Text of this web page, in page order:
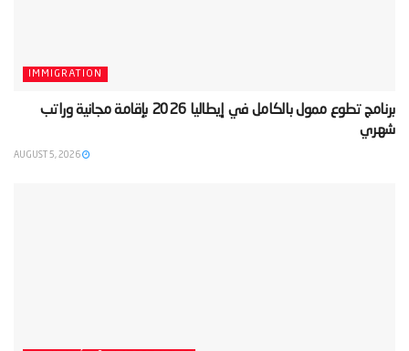
IMMIGRATION
‫برنامج تطوع ممول بالكامل في إيطاليا 2026 بإقامة مجانية وراتب
شهري‬